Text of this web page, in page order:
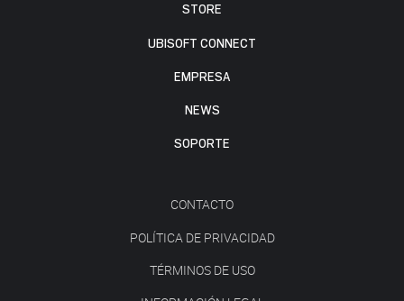
STORE
UBISOFT CONNECT
EMPRESA
NEWS
SOPORTE
CONTACTO
POLÍTICA DE PRIVACIDAD
TÉRMINOS DE USO